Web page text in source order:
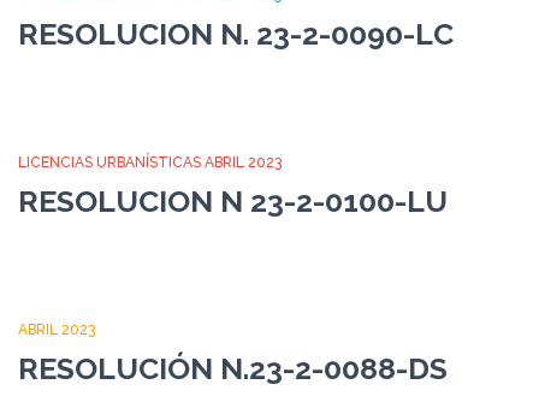
RESOLUCION N. 23-2-0090-LC
LICENCIAS URBANÍSTICAS ABRIL 2023
RESOLUCION N 23-2-0100-LU
ABRIL 2023
RESOLUCIÓN N.23-2-0088-DS